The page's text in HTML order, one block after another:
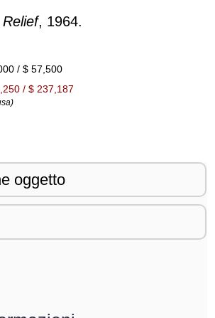
, 1964.
/ $ 57,500
/ $ 237,187
oggetto